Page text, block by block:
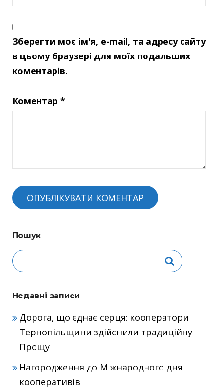
Зберегти моє ім'я, e-mail, та адресу сайту
в цьому браузері для моїх подальших
коментарів.
Коментар *
Пошук
Недавні записи
Дорога, що єднає серця: кооператори
Тернопільщини здійснили традиційну
Прощу
Нагородження до Міжнародного дня
кооперативів